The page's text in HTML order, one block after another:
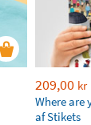
209,00 kr
Where are
af Stikets